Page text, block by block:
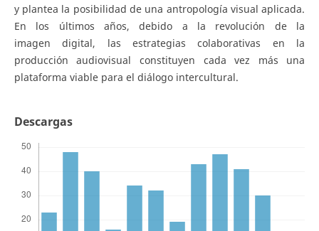
y plantea la posibilidad de una antropología visual aplicada.
En los últimos años, debido a la revolución de la
imagen digital, las estrategias colaborativas en la
producción audiovisual constituyen cada vez más una
plataforma viable para el diálogo intercultural.
Descargas